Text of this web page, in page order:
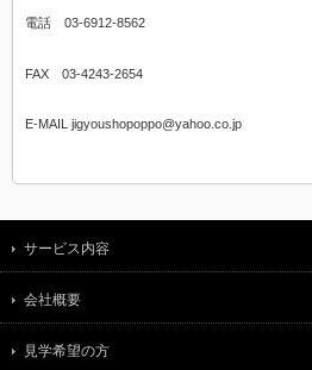
電話 03-6912-8562
FAX 03-4243-2654
E-MAIL jigyoushopoppo@yahoo.co.jp
サービス内容
会社概要
見学希望の方